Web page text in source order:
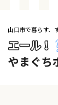
山口市で暮らす、